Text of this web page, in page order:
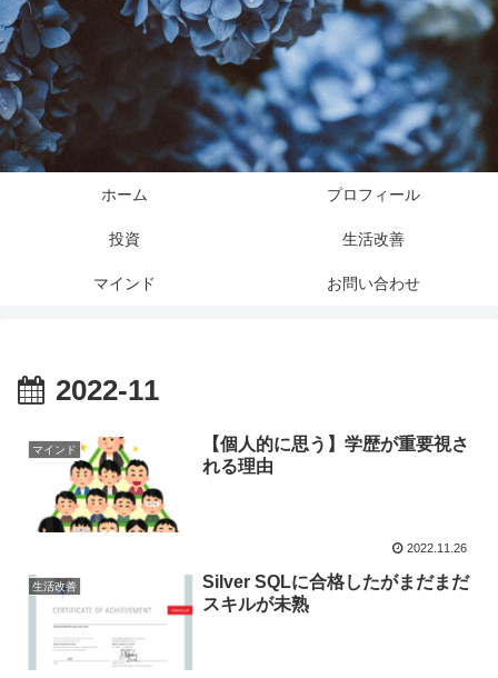
ホーム プロフィール
投資 生活改善
マインド お問い合わせ
2022-11
マインド
【個人的に思う】学歴が重要視さ
れる理由
2022.11.26
生活改善
Silver SQLに合格したがまだまだ
スキルが未熟